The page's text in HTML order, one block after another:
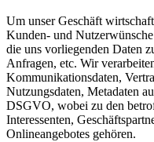
Um unser Geschäft
Kunden- und
die uns vorliegenden Daten
Anfragen, etc. Wir
Kommunikationsdaten,
Nutzungsdaten, Metadaten
DSGVO, wobei zu den
Interessenten,
Onlineangebotes gehören.